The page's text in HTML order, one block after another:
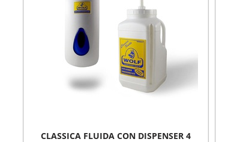
CLASSICA FLUIDA CON DISPENSER 4